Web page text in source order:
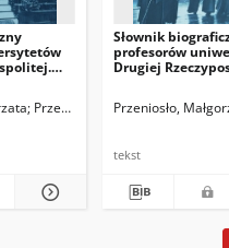
Przeniosło, Marek
Słownik
profesorów
Drugiej
Przeniosło,
tekst